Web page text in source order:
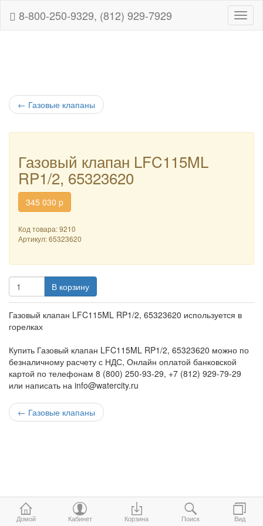
8-800-250-9329, (812) 929-7929
← Газовые клапаны
Газовый клапан LFC115ML
RP1/2, 65323620
345 030 p
Код товара: 9210
Артикул:65323620
В корзину
Газовый клапан LFC115ML RP1/2, 65323620 используется в
горелках
Купить Газовый клапан LFC115ML RP1/2, 65323620 можно по
безналичному расчету с НДС, Онлайн оплатой банковской
картой по телефонам 8 (800) 250-93-29, +7 (812) 929-79-29
или написать на info@watercity.ru
← Газовые клапаны
Домой Кабинет Корзина Поиск Вид